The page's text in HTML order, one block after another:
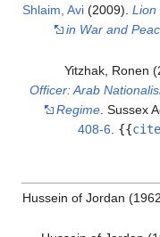
Shlaim, Avi(2009). Lion
in War and
Yitzhak, Ronen
Officer: Arab
Regime. Sussex
408-6
{{
Hussein of Jordan